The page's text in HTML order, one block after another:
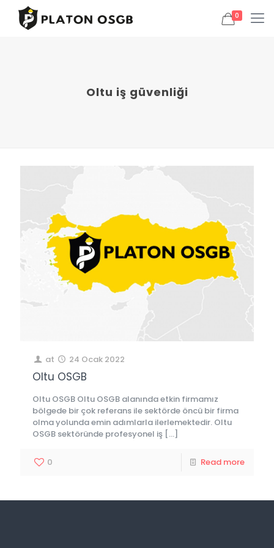
0
Oltu iş güvenliği
at 24 Ocak 2022
Oltu OSGB
Oltu OSGB Oltu OSGB alanında etkin firmamız
bölgede bir çok referans ile sektörde öncü bir firma
olma yolunda emin adımlarla ilerlemektedir. Oltu
OSGB sektöründe profesyonel iş […]
0 Read more